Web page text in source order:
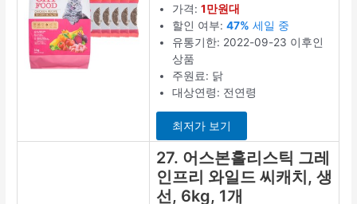
가격:1만원대
할인 여부:47% 세일 중
유통기한: 2022-09-23 이후인
상품
주원료: 닭
대상연령: 전연령
최저가 보기
27. 어스본홀리스틱 그레
인프리 와일드 씨캐치, 생
선, 6kg, 1개